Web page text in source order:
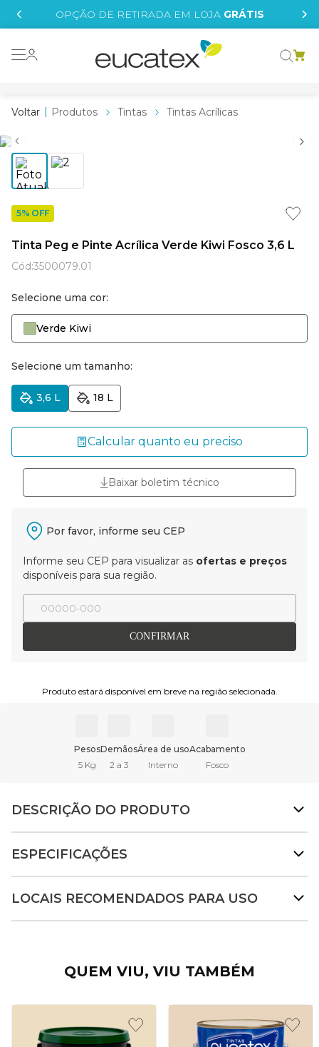
OPÇÃO DE RETIRADA EM LOJA GRÁTIS
Produtos Tintas Tintas Acrílicas
5% OFF
Tinta Peg e Pinte Acrílica Verde Kiwi Fosco 3,6 L
Cód:3500079.01
Selecione uma cor:
Verde Kiwi
Selecione um tamanho:
3,6 L 18 L
Calcular quanto eu preciso
Baixar boletim técnico
Por favor, informe seu CEP
Informe seu CEP para visualizar as ofertas e preços
disponíveis para sua região.
CONFIRMAR
Produto estará disponível em breve na região selecionada.
Pesos
5 Kg
Demãos
2 a 3
Área de uso
Interno
Acabamento
Fosco
DESCRIÇÃO DO PRODUTO
ESPECIFICAÇÕES
LOCAIS RECOMENDADOS PARA USO
QUEM VIU, VIU TAMBÉM
tinta
tinta